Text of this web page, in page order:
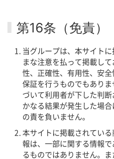
第16条（免責）
当グループは、本サイト
まな注意を払って掲載し
性、正確性、有用性、安
保証を行うものでもあり
づいて利用者が下した判
かなる結果が発生した場
の責を負いません。
本サイトに掲載されてい
報は、一部に関する情報
るものではありません。